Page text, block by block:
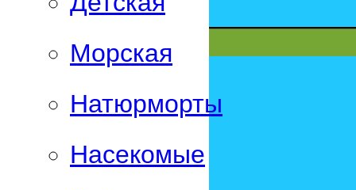
Морская
Натюрморты
Насекомые